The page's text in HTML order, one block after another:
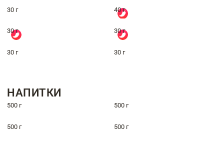
30 г 40 г
30 г 30 г
30 г 30 г
НАПИТКИ
500 г 500 г
500 г 500 г